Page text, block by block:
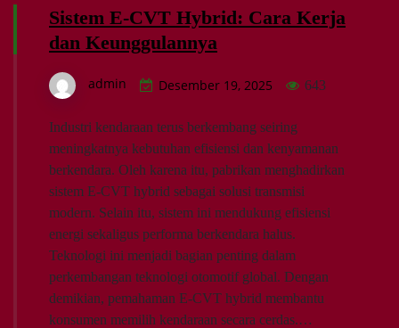
Sistem E-CVT Hybrid: Cara Kerja
dan Keunggulannya
admin Desember 19, 2025 643
Industri kendaraan terus berkembang seiring
meningkatnya kebutuhan efisiensi dan kenyamanan
berkendara. Oleh karena itu, pabrikan menghadirkan
sistem E-CVT hybrid sebagai solusi transmisi
modern. Selain itu, sistem ini mendukung efisiensi
energi sekaligus performa berkendara halus.
Teknologi ini menjadi bagian penting dalam
perkembangan teknologi otomotif global. Dengan
demikian, pemahaman E-CVT hybrid membantu
konsumen memilih kendaraan secara cerdas.…